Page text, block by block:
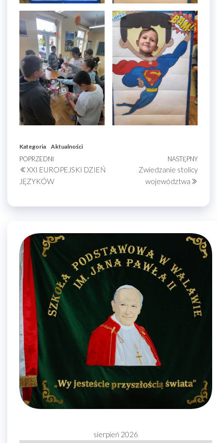
Kategoria Aktualności
Nawigacja
wpisu
Poprzedni
wpis
POPRZEDNI
XXI EUROPEJSKI DZIEŃ
JĘZYKÓW
wpis
NASTĘPNY
Zwiedzanie stolicy
województwa
sierpień 2026